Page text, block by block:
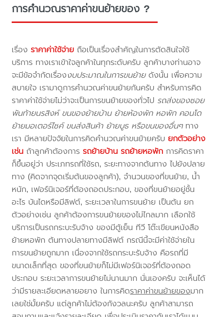
การคำนวณราคาค่าขนย้ายของ ?
เรื่องราคาค่าใช้จ่าย ถือเป็นเรื่องสำคัญในการตัดสินใจใช้
บริการ ทางเราเข้าใจลูกค้าในทุกระดับครับ ลูกค้าบางท่านอาจ
จะมีข้อจำกัดเรื่องงบประมาณในการขนย้ายดังนั้น เพื่อความ
สบายใจ เรามาดูการคำนวณค่าขนย้ายกันครับ สำหรับการคิด
ราคาค่าใช้จ่ายไม่ว่าจะเป็นการขนย้ายของทั่วไป รถส่งของซอย
พันท้ายนรสิงห์ ขนของย้ายบ้าน ย้ายห้องพัก หอพัก คอนโด
ย้ายมอเตอร์ไซค์ ขนส่งสินค้า ย้ายบูธ หรือขนของอื่นๆทาง
เรา มีหลายปัจจัยในการคิดคำนวณค่าขนย้ายครับยกตัวอย่าง
เช่น ถ้าลูกค้าต้องการรถย้ายบ้าน รถย้ายหอพัก การคิดราคา
ก็ขึ้นอยู่ว่า ประเภทรถที่ใช้รถ, ระยะทางจากต้นทาง ไปยังปลาย
ทาง (คิดจากจุดเริ่มต้นของลูกค้า), จำนวนของที่ขนย้าย, น้ำ
หนัก, เฟอร์นิเจอร์ที่ต้องถอดประกอบ, ของที่ขนย้ายอยู่ชั้น
อะไร บันไดหรือมีลิฟต์, ระยะเวลาในการขนย้าย เป็นต้น ยก
ตัวอย่างเช่น ลูกค้าต้องการขนย้ายของไม่ไกลมาก เลือกใช้
บริการเป็นรถกระบะรับจ้าง ของมีตู้เย็น ทีวี โต๊ะเขียนหนังสือ
ย้ายหอพัก ต้นทางปลายทางมีลิฟต์ กรณีนี้จะมีค่าใช้จ่ายใน
การขนย้ายถูกมาก เนื่องจากใช้รถกระบะรับจ้าง คือรถที่มี
ขนาดเล็กที่สุด ของที่ขนย้ายก็ไม่มีเฟอร์นิเจอร์ที่ต้องถอด
ประกอบ ระยะเวลาการขนย้ายไม่นานมาก นั่นเองครับ จะเห็นได้
ว่ามีรายละเอียดหลายอยาง ในการคิดราคาค่าขนย้ายของมาก
เลยใช่มั้ยครับ แต่ลูกค้าไม่ต้องกังวลนะครับ ลูกค้าสามารถ